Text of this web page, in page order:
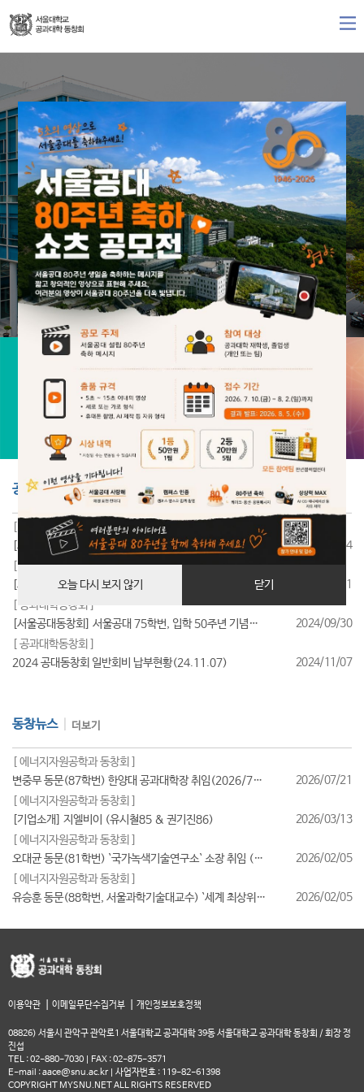
오늘 다시 보지 않기 닫기
공지사항 더보기
[ 공과대학동창회 ]
[서울공대동창회] 서울공대 85학번, 입학 40주년 기념행사 성료
2025/07/24
[ 공과대학동창회 ]
[서울공대동창회] 서울공대 95학번, 입학 30주년 기념행사 성료
2025/07/11
[ 공과대학동창회 ]
[서울공대동창회] 서울공대 75학번, 입학 50주년 기념행사 성료
2024/09/30
[ 공과대학동창회 ]
2024 공대동창회 일반회비 납부현황(24.11.07)
2024/11/07
동창뉴스 더보기
[ 에너지자원공학과 동창회 ]
변중무 동문(87학번) 한양대 공과대학장 취임(2026/7/1일자)
2026/07/21
[ 에너지자원공학과 동창회 ]
[기업소개] 지엘비이 (유시철85 & 권기진86)
2026/03/13
[ 에너지자원공학과 동창회 ]
오대균 동문(81학번) `국가녹색기술연구소` 소장 취임 (2026/2월)
2026/02/05
[ 에너지자원공학과 동창회 ]
유승훈 동문(88학번, 서울과학기술대교수) `세계 최상위 연구자 2025` 등재
2026/02/05
이용약관 이메일무단수집거부 개인정보보호정책
08826) 서울시 관악구 관악로1 서울대학교 공과대학 39동 서울대학교 공과대학 동창회 / 회장 정
진섭
TEL : 02-880-7030 | FAX : 02-875-3571
E-mail : aace@snu.ac.kr | 사업자번호 : 119-82-61398
COPYRIGHT MYSNU.NET ALL RIGHTS RESERVED